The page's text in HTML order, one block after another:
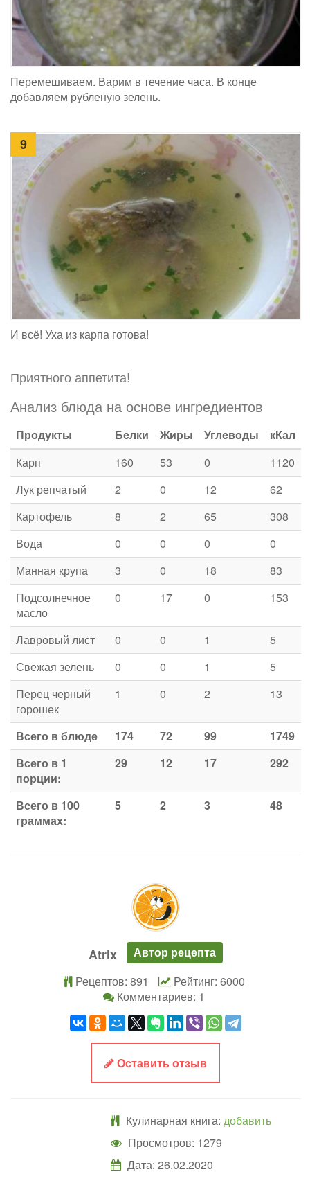
Перемешиваем. Варим в течение часа. В конце
добавляем рубленую зелень.
9
И всё! Уха из карпа готова!
Приятного аппетита!
Анализ блюда на основе ингредиентов
Продукты Белки Жиры Углеводы
кКал
Карп
160 53 0
1120
Лук репчатый
2 0 12
62
Картофель
8 2 65
308
Вода
0 0 0
0
Манная крупа
3 0 18
83
Подсолнечное
масло
0 17 0 153
Лавровый лист 0 0 1
5
Свежая зелень
0 0 1
5
Перец черный
горошек
1 0 2 13
Всего в блюде 174 72 99
1749
Всего в 1
порции:
29 12 17 292
Всего в 100
граммах:
5 2 3 48
Atrix
Автор рецепта
Рецептов: 891
Рейтинг: 6000
Комментариев: 1
Оставить отзыв
Кулинарная книга: добавить
Просмотров: 1279
Дата: 26.02.2020